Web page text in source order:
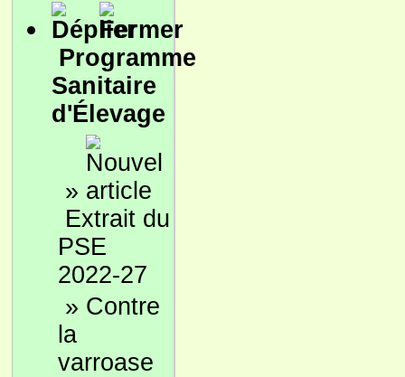
Programme
Sanitaire
d'Élevage
»
Extrait du
PSE
2022-27
» Contre
la
varroase